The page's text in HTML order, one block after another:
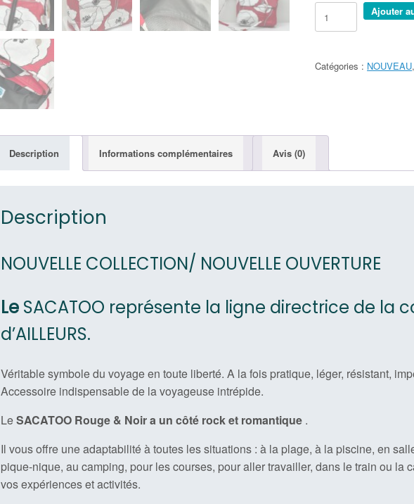
quantité
NEW
-
ROUGE
Ajouter
Catégories : NOUVEAU
Description Informations complémentaires Avis (0)
Description
NOUVELLE COLLECTION/ NOUVELLE OUVERTURE
LeSACATOO représente la ligne directrice de la
d’AILLEURS.
Véritable symbole du voyage en toute liberté. A la fois pratique, léger, résistant,
Accessoire indispensable de la voyageuse intrépide.
LeSACATOO Rouge & Noira un côté rock et romantique .
Il vous offre une adaptabilité à toutes les situations : à la plage, à la piscine, en
pique-nique, au camping, pour les courses, pour aller travailler, dans le train ou la
vos expériences et activités.